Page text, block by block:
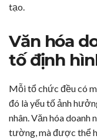
tạo.
Văn hóa
tố định
Mỗi tổ chức đều có
đó là yếu tố ảnh
nhân. Văn hóa doanh
tường, mà được thể